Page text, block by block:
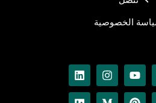
الخصوصية